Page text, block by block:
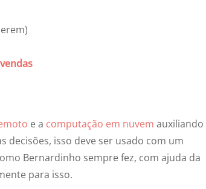
e a computação em nuvem auxiliando
decisões, isso deve ser usado com um
Bernardinho sempre fez, com ajuda da
para isso.